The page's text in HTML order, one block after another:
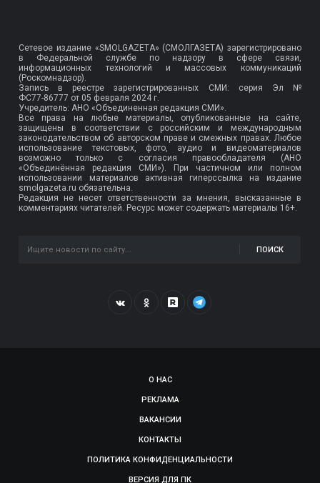
Сетевое издание «SMOLGAZETA» (СМОЛГАЗЕТА) зарегистрировано
в Федеральной службе по надзору в сфере связи,
информационных технологий и массовых коммуникаций
(Роскомнадзор).
Запись в реестре зарегистрированных СМИ: серия Эл №
ФС77-86777 от 05 февраля 2024 г.
Учредитель: АНО «Объединенная редакция СМИ».
Все права на любые материалы, опубликованные на сайте,
защищены в соответствии с российским и международным
законодательством об авторском праве и смежных правах. Любое
использование текстовых, фото, аудио и видеоматериалов
возможно только с согласия правообладателя (АНО
«Объединённая редакция СМИ»). При частичном или полном
использовании материалов активная гиперссылка на издание
smolgazeta.ru обязательна.
Редакция не несет ответственности за мнения, высказанные в
комментариях читателей. Ресурс может содержать материалы 16+.
ПОИСК
О НАС
РЕКЛАМА
ВАКАНСИИ
КОНТАКТЫ
ПОЛИТИКА КОНФИДЕНЦИАЛЬНОСТИ
ВЕРСИЯ ДЛЯ ПК